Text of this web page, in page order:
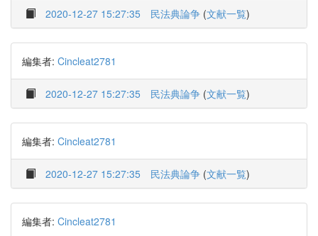
2020-12-27 15:27:35 民法典論争 (文献一覧)
編集者: Cincleat2781
2020-12-27 15:27:35 民法典論争 (文献一覧)
編集者: Cincleat2781
2020-12-27 15:27:35 民法典論争 (文献一覧)
編集者: Cincleat2781